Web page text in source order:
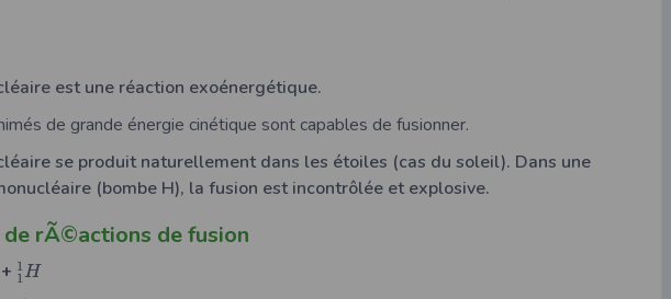
est une réaction exoénergétique.
de grande énergie cinétique sont capables de fusionner.
se produit naturellement dans les étoiles (cas du soleil). Dans une
(bombe H), la fusion est incontrôlée et explosive.
rÃ©actions de fusion
+ 1
1H